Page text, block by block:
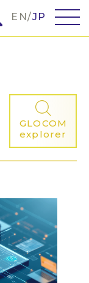
EN/JP
GLOCOM
explorer